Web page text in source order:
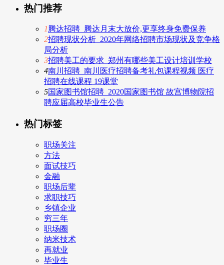
热门推荐
1腾达招聘_腾达月末大放价,更享终身免费保养
2招聘现状分析_2020年网络招聘市场现状及竞争格
局分析
3招聘美工的要求_郑州有哪些美工设计培训学校
4南川招聘_南川医疗招聘备考礼包课程视频 医疗
招聘在线课程 19课堂
5国家图书馆招聘_2020国家图书馆 故宫博物院招
聘应届高校毕业生公告
热门标签
职场关注
方法
面试技巧
金融
职场后辈
求职技巧
乡镇企业
穷三年
职场圈
纳米技术
再就业
毕业生